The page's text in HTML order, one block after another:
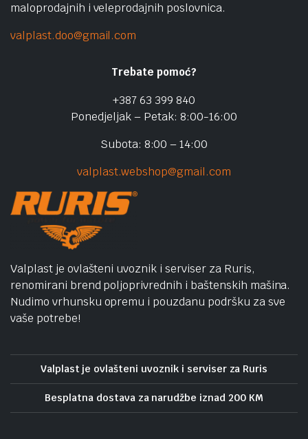
maloprodajnih i veleprodajnih poslovnica.
valplast.doo@gmail.com
Trebate pomoć?
+387 63 399 840
Ponedjeljak – Petak: 8:00-16:00
Subota: 8:00 – 14:00
valplast.webshop@gmail.com
Valplast je ovlašteni uvoznik i serviser za Ruris,
renomirani brend poljoprivrednih i baštenskih mašina.
Nudimo vrhunsku opremu i pouzdanu podršku za sve
vaše potrebe!
Valplast je ovlašteni uvoznik i serviser za Ruris
Besplatna dostava za narudžbe iznad 200 KM